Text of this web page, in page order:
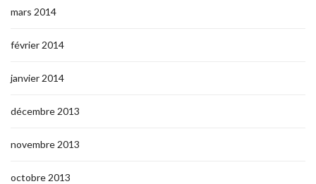
mars 2014
février 2014
janvier 2014
décembre 2013
novembre 2013
octobre 2013